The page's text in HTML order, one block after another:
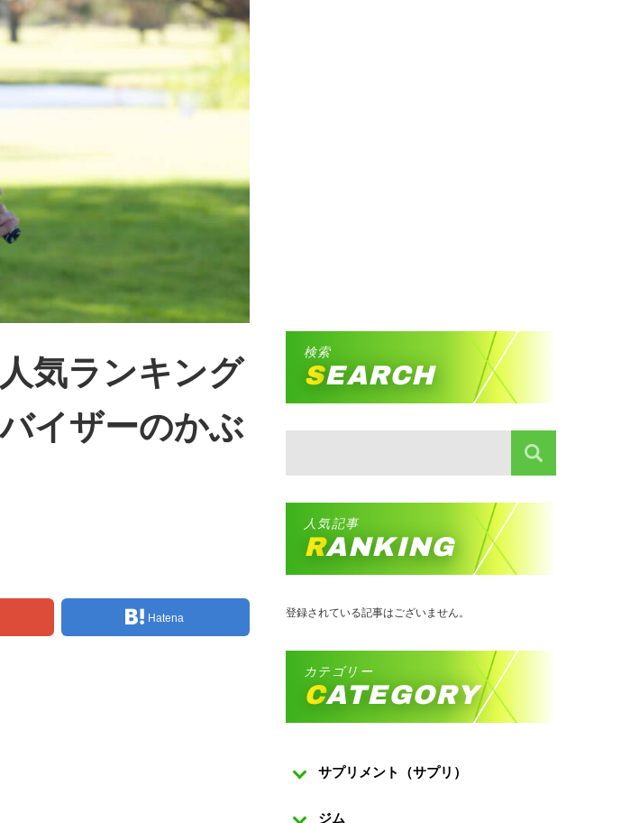
気ランキング
イザーのかぶ
Hatena
検索
SEARCH
人気記事
RANKING
登録されている記事はございません。
カテゴリー
CATEGORY
サプリメント（サプリ）
ジム